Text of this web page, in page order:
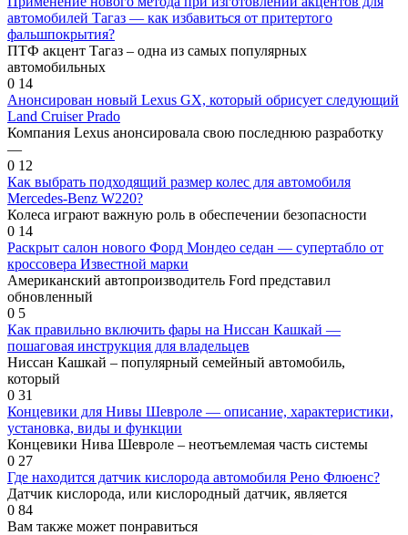
автомобилей Тагаз — как избавиться от притертого
фальшпокрытия?
ПТФ акцент Тагаз – одна из самых популярных
автомобильных
0 14
Анонсирован новый Lexus GX, который обрисует следующий
Land Cruiser Prado
Компания Lexus анонсировала свою последнюю разработку
—
0 12
Как выбрать подходящий размер колес для автомобиля
Mercedes-Benz W220?
Колеса играют важную роль в обеспечении безопасности
0 14
Раскрыт салон нового Форд Мондео седан — супертабло от
кроссовера Известной марки
Американский автопроизводитель Ford представил
обновленный
0 5
Как правильно включить фары на Ниссан Кашкай —
пошаговая инструкция для владельцев
Ниссан Кашкай – популярный семейный автомобиль,
который
0 31
Концевики для Нивы Шевроле — описание, характеристики,
установка, виды и функции
Концевики Нива Шевроле – неотъемлемая часть системы
0 27
Где находится датчик кислорода автомобиля Рено Флюенс?
Датчик кислорода, или кислородный датчик, является
0 84
Вам также может понравиться